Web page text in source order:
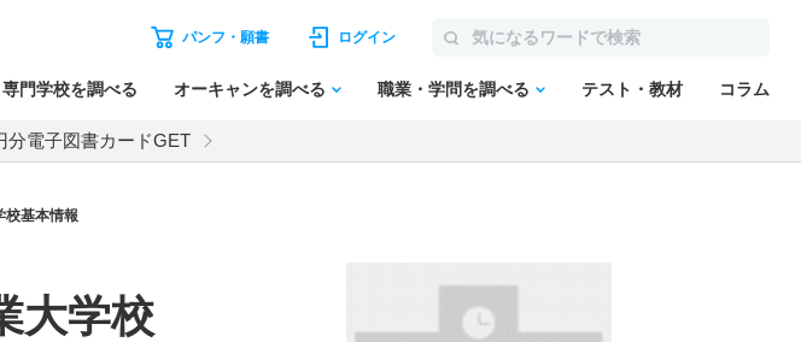
パンフ・願書 ログイン
専門学校を調べる オーキャンを調べる 職業・学問を調べる テスト・教材 コラム
分電子図書カードGET
校基本情報
大学校